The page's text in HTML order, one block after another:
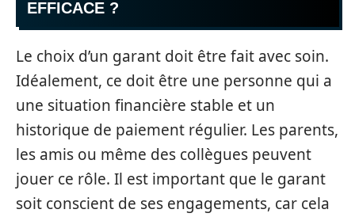
EFFICACE ?
Le choix d’un garant doit être fait avec soin.
Idéalement, ce doit être une personne qui a
une situation financière stable et un
historique de paiement régulier. Les parents,
les amis ou même des collègues peuvent
jouer ce rôle. Il est important que le garant
soit conscient de ses engagements, car cela